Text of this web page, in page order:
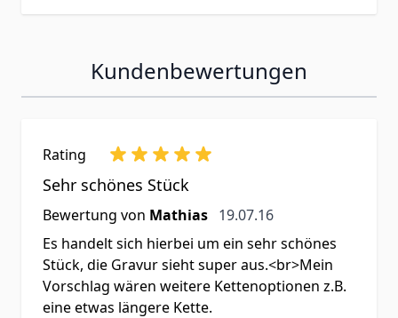
Kundenbewertungen
Rating
Sehr schönes Stück
Bewertung von Mathias 19. Juli 2016
19.07.16
Es handelt sich hierbei um ein sehr schönes
Stück, die Gravur sieht super aus.<br>Mein
Vorschlag wären weitere Kettenoptionen z.B.
eine etwas längere Kette.